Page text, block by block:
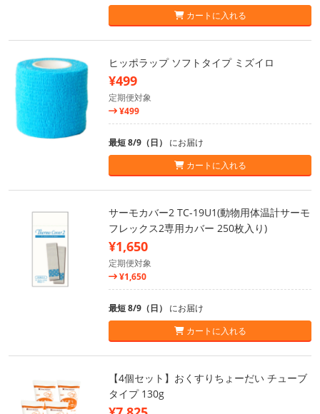
カートに入れる
ヒッポラップ ソフトタイプ ミズイロ
¥499
定期便対象
¥499
最短 8/9（日） にお届け
カートに入れる
サーモカバー2 TC-19U1(動物用体温計サーモ
フレックス2専用カバー 250枚入り)
¥1,650
定期便対象
¥1,650
最短 8/9（日） にお届け
カートに入れる
【4個セット】おくすりちょーだい チューブ
タイプ 130g